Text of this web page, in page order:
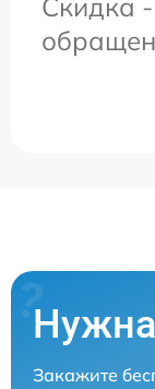
Скидка
Закажите